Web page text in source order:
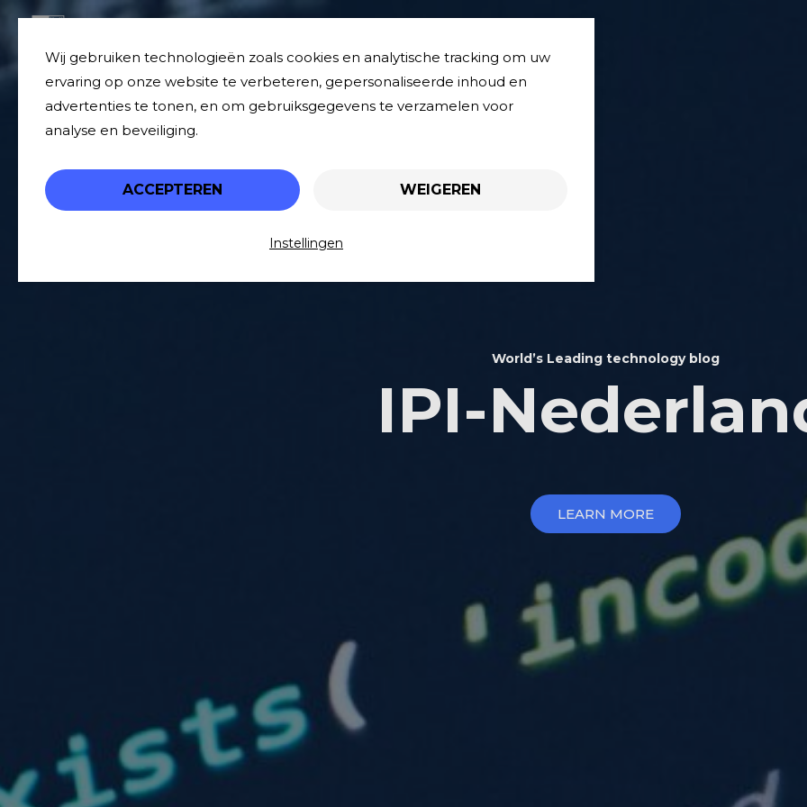
inhoud
World’s Leading technology blog
IPI-
LEARN MORE
Wij gebruiken technologieën zoals cookies en analytische tracking om uw
ervaring op onze website te verbeteren, gepersonaliseerde inhoud en
advertenties te tonen, en om gebruiksgegevens te verzamelen voor
analyse en beveiliging.
ACCEPTEREN WEIGEREN
Instellingen